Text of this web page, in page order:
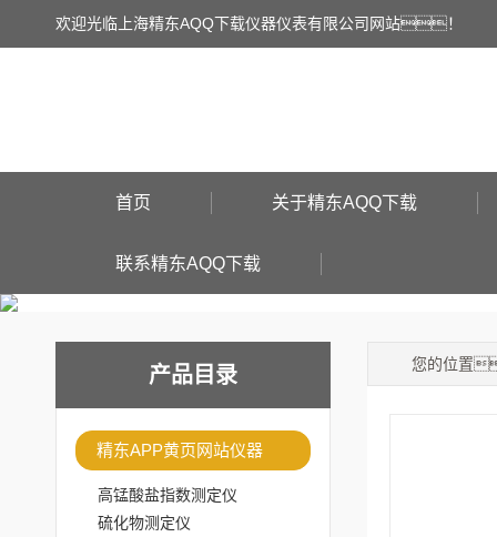
欢迎光临上海精东AQQ下载仪器仪表有限公司网站！
首页 关于精东AQQ下载
联系精东AQQ下载
产品目录
精东APP黄页网站仪器
高锰酸盐指数测定仪
硫化物测定仪
您的位置